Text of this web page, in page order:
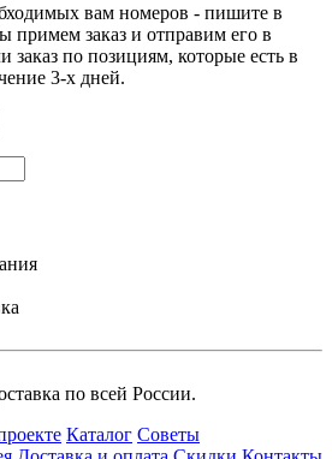
вам номеров - пишите в
примем заказ и отправим его в
заказ по позициям, которые есть в
3-х дней.
по всей России.
Каталог Советы